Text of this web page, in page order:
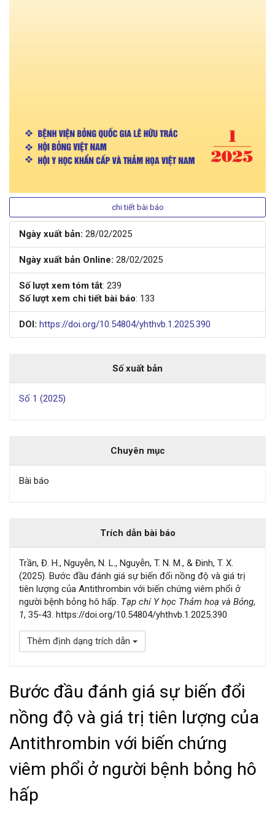
chi tiết bài báo
Ngày xuất bản: 28/02/2025
Ngày xuất bản Online: 28/02/2025
Số lượt xem tóm tắt: 239
Số lượt xem chi tiết bài báo: 133
DOI: https://doi.org/10.54804/yhthvb.1.2025.390
Số xuất bản
Số 1 (2025)
Chuyên mục
Bài báo
Trích dẫn bài báo
Trần, Đ. H., Nguyễn, N. L., Nguyễn, T. N. M., & Đinh, T. X.
(2025). Bước đầu đánh giá sự biến đổi nồng độ và giá trị
tiên lượng của Antithrombin với biến chứng viêm phổi ở
người bệnh bỏng hô hấp. Tạp chí Y học Thảm hoạ và Bỏng,
1, 35-43. https://doi.org/10.54804/yhthvb.1.2025.390
Thêm định dạng trích dẫn
Bước đầu đánh giá sự biến đổi
nồng độ và giá trị tiên lượng của
Antithrombin với biến chứng
viêm phổi ở người bệnh bỏng hô
hấp